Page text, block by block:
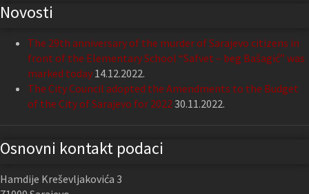
Novosti
The 29th anniversary of the murder of Sarajevo citizens in
front of the Elementary School “Safvet – beg Bašagić” was
marked today 14.12.2022.
The City Council adopted the Amendments to the Budget
of the City of Sarajevo for 202230.11.2022.
Osnovni kontakt podaci
Hamdije Kreševljakovića 3